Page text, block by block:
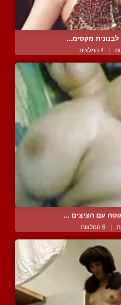
מקסימ...
| 4 המלצות
עם הציצים ...
| 6 המלצות